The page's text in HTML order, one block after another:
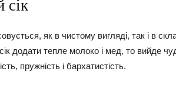
сік
як в чистому вигляді, так і в
додати тепле молоко і мед, то вийде
пружність і бархатистість.